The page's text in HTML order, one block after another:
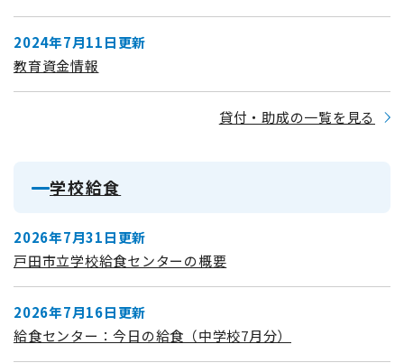
2024年7月11日更新
教育資金情報
貸付・助成の一覧を見る
学校給食
2026年7月31日更新
戸田市立学校給食センターの概要
2026年7月16日更新
給食センター：今日の給食（中学校7月分）